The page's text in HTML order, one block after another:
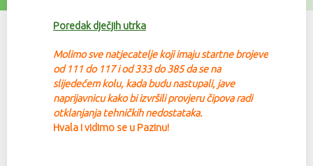
Poredak dječjih utrka
Molimo sve natjecatelje koji imaju startne brojeve
od 111 do 117 i od 333 do 385 da se na
slijedećem kolu, kada budu nastupali, jave
naprijavnicu kako bi izvršili provjeru čipova radi
otklanjanja tehničkih nedostataka.
Hvala i vidimo se u Pazinu!